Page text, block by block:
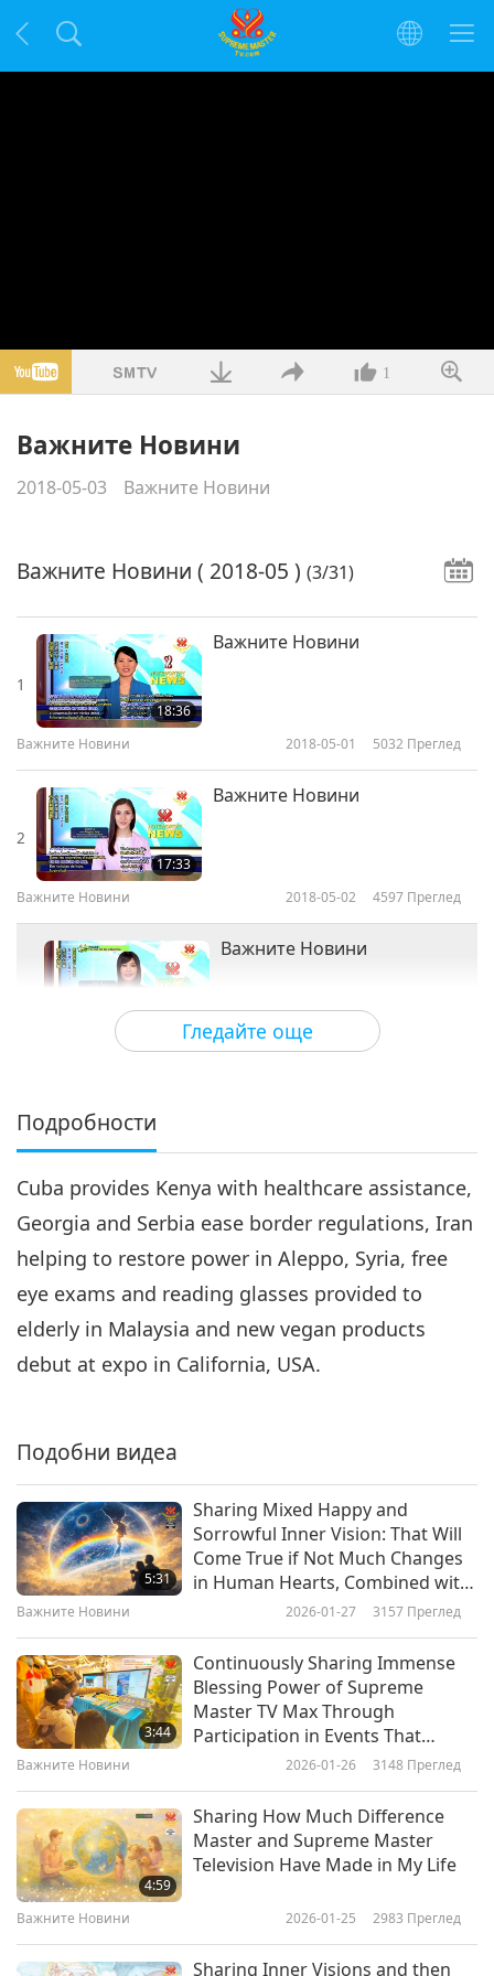
1
Важните Новини
2018-05-03 Важните Новини
Гледайте още
Важните Новини ( 2018-05 ) (3/31)
1
18:36
Важните Новини
Важните Новини 2018-05-01 5032 Преглед
2
17:33
Важните Новини
Важните Новини 2018-05-02 4597 Преглед
17:55
Важните Новини
Важните Новини 2018-05-03 4878
4
Важните Новини
5
20:55
Важните Новини
Важните Новини 2018-05-05
6
Важните Новини 2018-05-06 4634Преглед
7
Важните Новини
Важните Новини 2018-05-07 4743Преглед
8
Важните Новини
Важните Новини 2018-05-08 4495Преглед
9
Важните Новини
Важните Новини 2018-05-09 4729Преглед
Подробности
Cuba provides Kenya with healthcare assistance,
Georgia and Serbia ease border regulations, Iran
helping to restore power in Aleppo, Syria, free
eye exams and reading glasses provided to
elderly in Malaysia and new vegan products
debut at expo in California, USA.
Подобни видеа
5:31
Sharing Mixed Happy and
Sorrowful Inner Vision: That Will
Come True if Not Much Changes
in Human Hearts, Combined with
Real and Fast Action!
Важните Новини 2026-01-27 3157 Преглед
3:44
Continuously Sharing Immense
Blessing Power of Supreme
Master TV Max Through
Participation in Events That
Attract Many Lucky Visitors
Важните Новини 2026-01-26 3148 Преглед
4:59
Sharing How Much Difference
Master and Supreme Master
Television Have Made in My Life
Важните Новини 2026-01-25 2983 Преглед
Sharing Inner Visions and then